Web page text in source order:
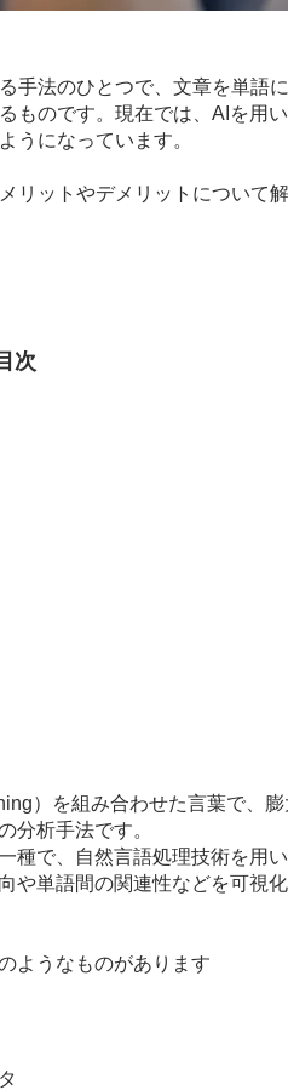
手法のひとつで、文章を単語
ものです。現在では、AIを用
うになっています。
リットやデメリットについて解
次
）を組み合わせた言葉で、膨
分析手法です。
種で、自然言語処理技術を用
や単語間の関連性などを可視
ようなものがあります